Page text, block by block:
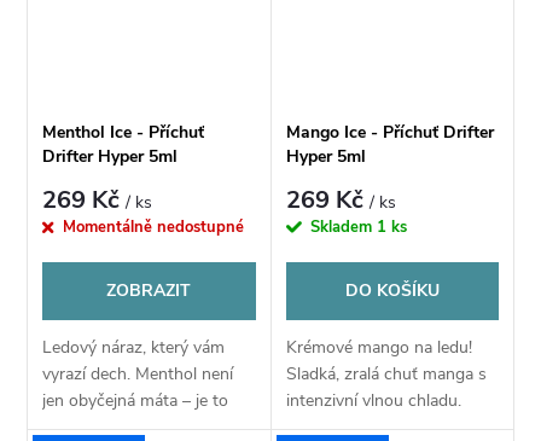
Menthol Ice - Příchuť
Drifter Hyper 5ml
269 Kč/ ks
Momentálně nedostupné
ZOBRAZIT
Ledový náraz, který vám
vyrazí dech. Menthol není
jen obyčejná máta – je to
nekompromisní nálož
Mango Ice - Příchuť Drifter
Hyper 5ml
269 Kč/ ks
Skladem 1 ks
DO KOŠÍKU
Krémové mango na ledu!
Sladká, zralá chuť manga s
intenzivní vlnou chladu.
Drifter Juice Hyper vás